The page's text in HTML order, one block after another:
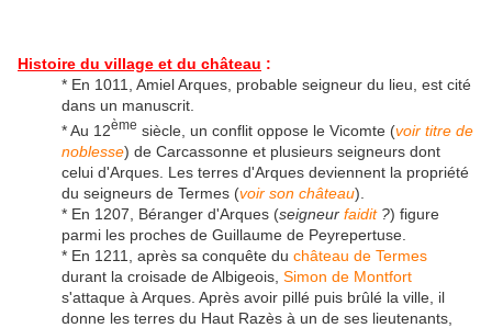
Histoire du village et du château :
* En 1011, Amiel Arques, probable seigneur du lieu, est cité
dans un manuscrit.
* Au 12ème siècle, un conflit oppose le Vicomte (voir titre de
noblesse) de Carcassonne et plusieurs seigneurs dont
celui d'Arques. Les terres d'Arques deviennent la propriété
du seigneurs de Termes (voir son château).
* En 1207, Béranger d'Arques (seigneur faidit?) figure
parmi les proches de Guillaume de Peyrepertuse.
* En 1211, après sa conquête du château de Termes
durant la croisade de Albigeois, Simon de Montfort
s'attaque à Arques. Après avoir pillé puis brûlé la ville, il
donne les terres du Haut Razès à un de ses lieutenants,